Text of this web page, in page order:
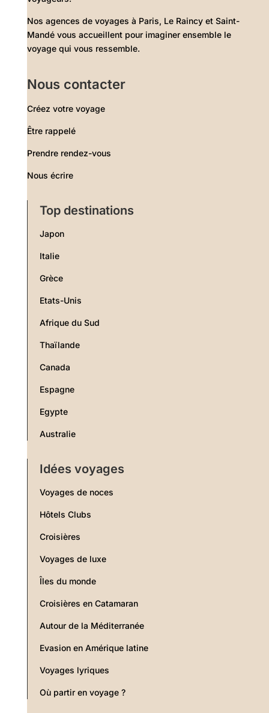
Nos agences de voyages à Paris, Le Raincy et Saint-
Mandé vous accueillent pour imaginer ensemble le
voyage qui vous ressemble.
Nous contacter
Créez votre voyage
Être rappelé
Prendre rendez-vous
Nous écrire
Top destinations
Japon
Italie
Grèce
Etats-Unis
Afrique du Sud
Thaïlande
Canada
Espagne
Egypte
Australie
Idées voyages
Voyages de noces
Hôtels Clubs
Croisières
Voyages de luxe
Îles du monde
Croisières en Catamaran
Autour de la Méditerranée
Evasion en Amérique latine
Voyages lyriques
Où partir en voyage ?